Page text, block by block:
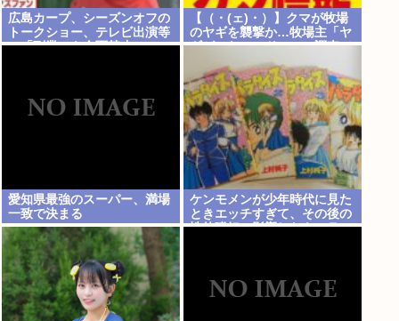
広島カープ、シーズンオフの
トークショー、テレビ出演等
の「副業」を全面禁止www
【（・(ェ)・）】クマが牧場
のヤギを襲撃か…牧場主「ヤ
ギがいない」ドローン調査で
近くの川でヤギを捕食するク
マ確認 北海道八雲町
愛知県最強のスーパー、満場
一致で決まる
ケンモメンが少年時代に見た
ときエッチすぎて、その後の
性的嗜好に影響したキャラ